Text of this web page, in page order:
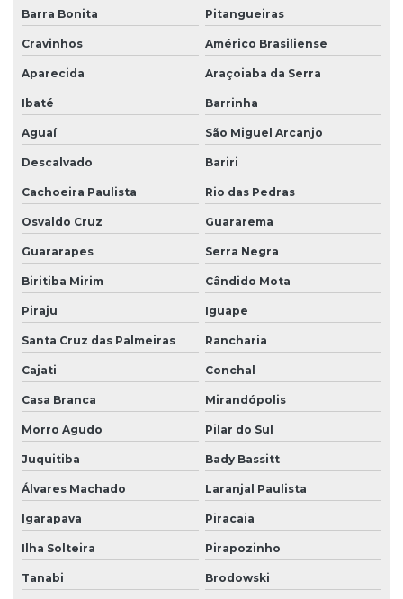
Barra Bonita Pitangueiras
Cravinhos Américo Brasiliense
Aparecida Araçoiaba da Serra
Ibaté Barrinha
Aguaí São Miguel Arcanjo
Descalvado Bariri
Cachoeira Paulista Rio das Pedras
Osvaldo Cruz Guararema
Guararapes Serra Negra
Biritiba Mirim Cândido Mota
Piraju Iguape
Santa Cruz das Palmeiras Rancharia
Cajati Conchal
Casa Branca Mirandópolis
Morro Agudo Pilar do Sul
Juquitiba Bady Bassitt
Álvares Machado Laranjal Paulista
Igarapava Piracaia
Ilha Solteira Pirapozinho
Tanabi Brodowski